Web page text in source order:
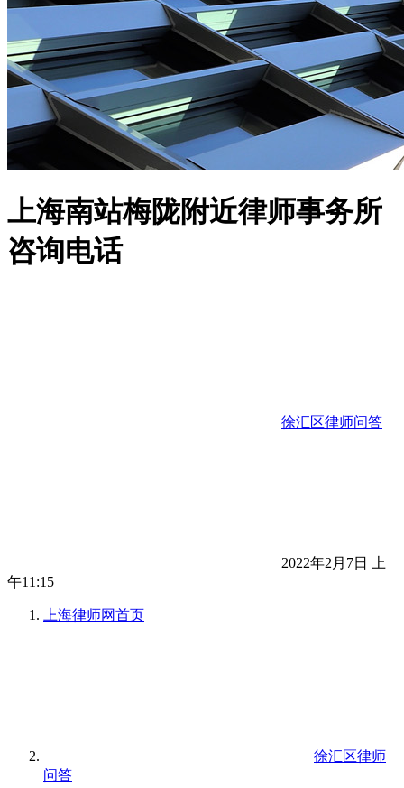
上海南站梅陇附近律师事务所
咨询电话
徐汇区律师问答
2022年2月7日 上
午11:15
上海律师网首页
徐汇区律师
问答